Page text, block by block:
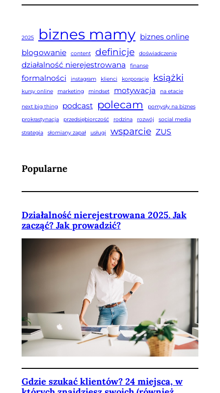
2025 biznes mamy biznes online
blogowanie
content definicje doświadczenie
działalność nierejestrowana finanse
formalności instagram klienci korporacje książki
kursy online marketing mindset motywacja na etacie
next big thing podcast polecam
pomysły na biznes
prokrastynacja
przedsiębiorczość rodzina rozwój social media
strategia słomiany zapał usługi wsparcie ZUS
Popularne
Działalność nierejestrowana 2025. Jak
zacząć? Jak prowadzić?
Gdzie szukać klientów? 24 miejsca, w